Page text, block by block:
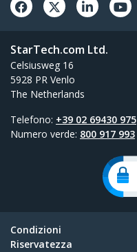
StarTech.com Ltd.
Celsiusweg 16
5928 PR Venlo
The Netherlands
Telefono: +39 02 69430 975
Numero verde: 800 917 993
Condizioni
Riservatezza